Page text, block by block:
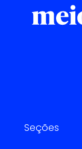
Seções